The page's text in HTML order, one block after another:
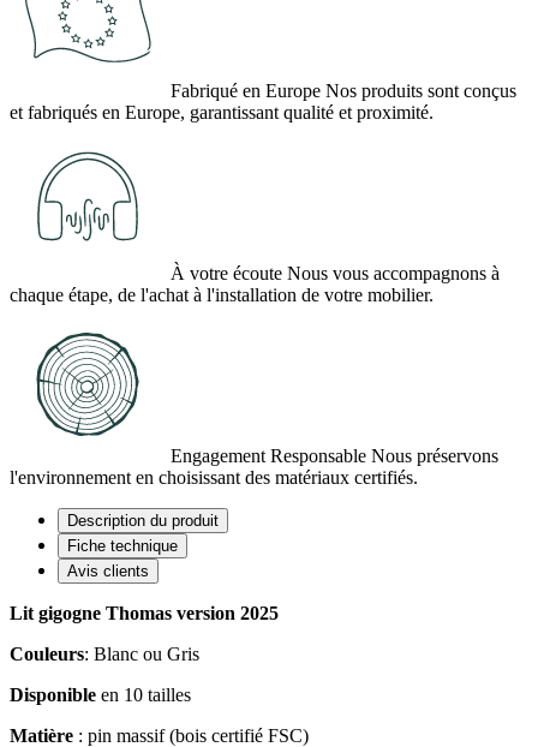
(34 avis)
Fabriqué en Europe Nos produits sont conçus
et fabriqués en Europe, garantissant qualité et proximité.
À votre écoute Nous vous accompagnons à
chaque étape, de l'achat à l'installation de votre mobilier.
Engagement Responsable Nous préservons
l'environnement en choisissant des matériaux certifiés.
Description du produit
Fiche technique
Avis clients
Lit gigogne Thomas version 2025
Couleurs: Blanc ou Gris
Disponible en 10 tailles
Matière : pin massif (bois certifié FSC)